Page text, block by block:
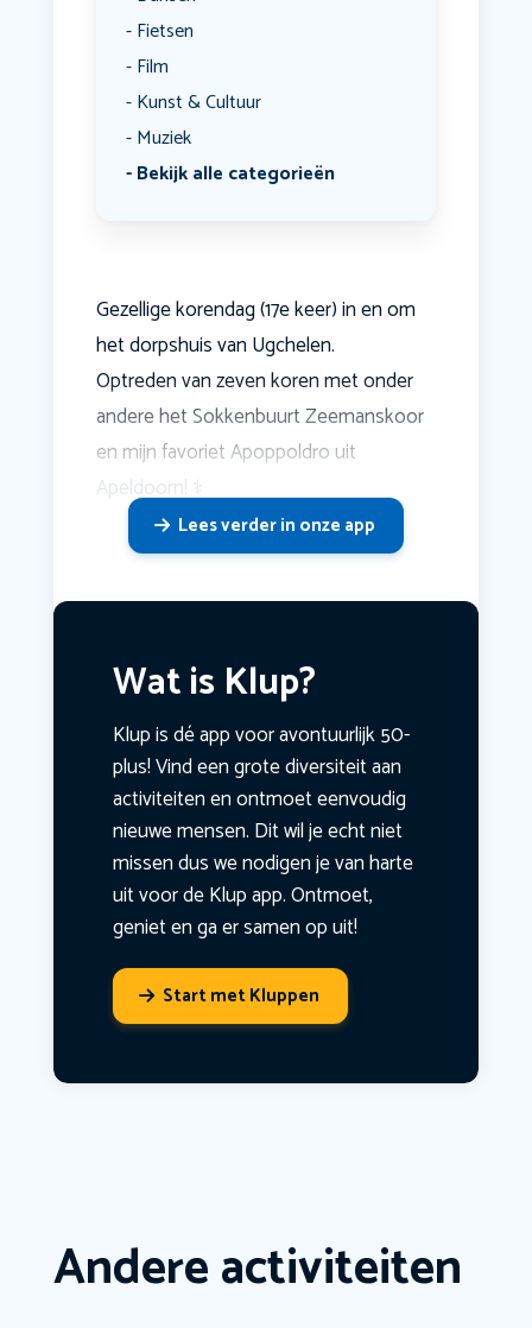
Fietsen
Film
Kunst & Cultuur
Muziek
Bekijk alle categorieën
Gezellige korendag (17e keer) in en om
het dorpshuis van Ugchelen.
Optreden van zeven koren met onder
andere het Sokkenbuurt Zeemanskoor
en mijn favoriet Apoppoldro uit
Apeldoorn! ‍⚕️
Lees verder in onze app
Wat is Klup?
Klup is dé app voor avontuurlijk 50-
plus! Vind een grote diversiteit aan
activiteiten en ontmoet eenvoudig
nieuwe mensen. Dit wil je echt niet
missen dus we nodigen je van harte
uit voor de Klup app. Ontmoet,
geniet en ga er samen op uit!
Start met Kluppen
Andere activiteiten